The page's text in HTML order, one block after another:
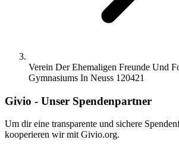
Verein Der Ehemaligen Freunde Und
Gymnasiums In Neuss 120421
Givio - Unser Spendenpartner
Um dir eine transparente und sichere
kooperieren wir mit Givio.org.